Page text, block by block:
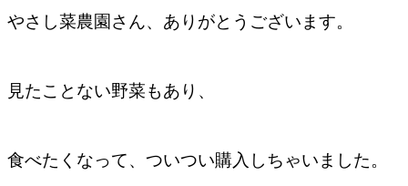
やさし菜農園さん、ありがとうございます。
見たことない野菜もあり、
食べたくなって、ついつい購入しちゃいました。